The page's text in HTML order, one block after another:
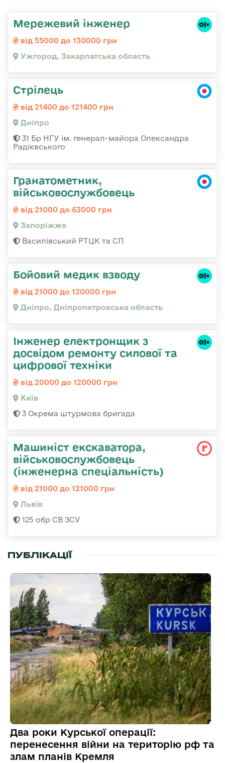
Мережевий інженер
від 55000 до 130000 грн
Ужгород, Закарпатська область
Стрілець
від 21400 до 121400 грн
Дніпро
31 Бр НГУ ім. генерал-майора Олександра
Радієвського
Гранатометник,
військовослужбовець
від 21000 до 63000 грн
Запоріжжя
Василівський РТЦК та СП
Бойовий медик взводу
від 21000 до 120000 грн
Дніпро, Дніпропетровська область
Інженер електронщик з
досвідом ремонту силової та
цифрової техніки
від 20000 до 120000 грн
Київ
3 Окрема штурмова бригада
Машиніст екскаватора,
військовослужбовець
(інженерна спеціальність)
від 21000 до 121000 грн
Львів
125 обр СВ ЗСУ
ПУБЛІКАЦІЇ
Два роки Курської операції:
перенесення війни на територію рф та
злам планів Кремля